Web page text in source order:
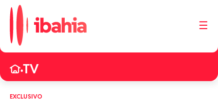
☰
•TV
EXCLUSIVO